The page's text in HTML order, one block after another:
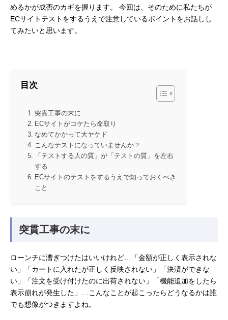
めるかが成否のカギを握ります。 今回は、そのために私たちが
ECサイトテストをするうえで注意しているポイントをお話しし
てみたいと思います。
目次
突貫工事の末に
ECサイトがコケたら命取り
なめてかかって大ヤケド
こんなテストになっていませんか？
「テストする人の質」が「テストの質」を左右
する
ECサイトのテストをするうえで知っておくべき
こと
突貫工事の末に
ローンチに漕ぎつけたはいいけれど…「金額が正しく表示されな
い」「カートに入れたが正しく反映されない」「決済ができな
い」「注文を受け付けたのに出荷されない」「機能追加をしたら
表示崩れが発生した」…こんなことが起こったらどうなるかは誰
でも想像がつきますよね。